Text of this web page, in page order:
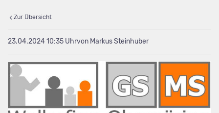
23.04.2024 10:35 von Markus Steinhuber
Zur Übersicht